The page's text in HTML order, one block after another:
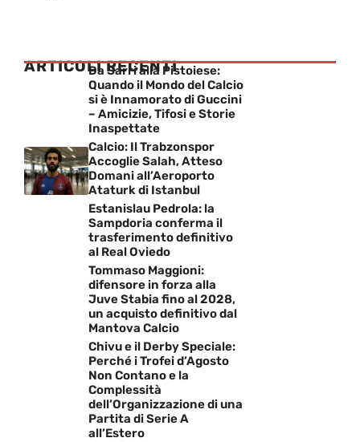
ARTICOLI RECENTI
Da Sarri alla Pistoiese:
Quando il Mondo del Calcio
si è Innamorato di Guccini
– Amicizie, Tifosi e Storie
Inaspettate
Calcio: Il Trabzonspor
Accoglie Salah, Atteso
Domani all’Aeroporto
Ataturk di Istanbul
Estanislau Pedrola: la
Sampdoria conferma il
trasferimento definitivo
al Real Oviedo
Tommaso Maggioni:
difensore in forza alla
Juve Stabia fino al 2028,
un acquisto definitivo dal
Mantova Calcio
Chivu e il Derby Speciale:
Perché i Trofei d’Agosto
Non Contano e la
Complessità
dell’Organizzazione di una
Partita di Serie A
all’Estero